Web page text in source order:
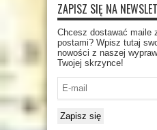
ZAPISZ SIĘ NA
Chcesz dostawać maile
postami? Wpisz tutaj
nowości z naszej
Twojej skrzynce!
mail
Zapisz się